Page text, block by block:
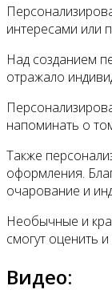
интересами или
Над созданием
отражало
напоминать о
Также
оформления.
очарование и
Необычные и
смогут оценить
Видео: